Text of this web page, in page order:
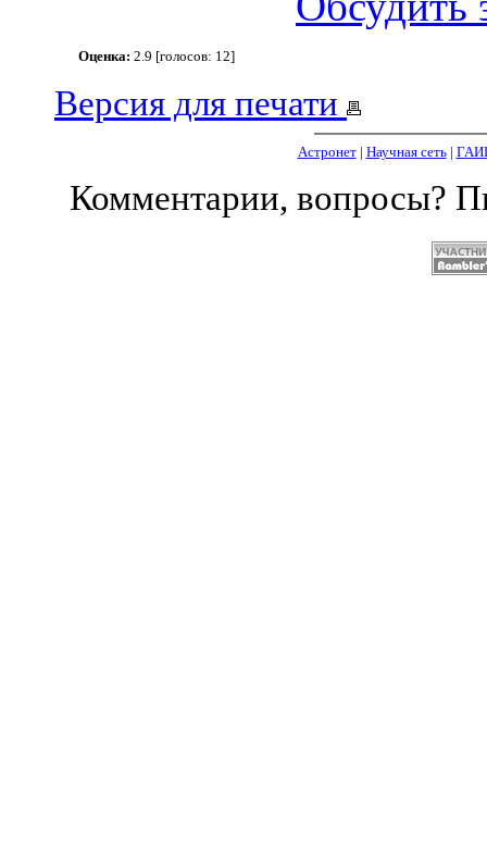
Оценка: 2.9 [голосов: 12]
Версия для печати
Астронет| Научная сеть|
Комментарии, вопросы?